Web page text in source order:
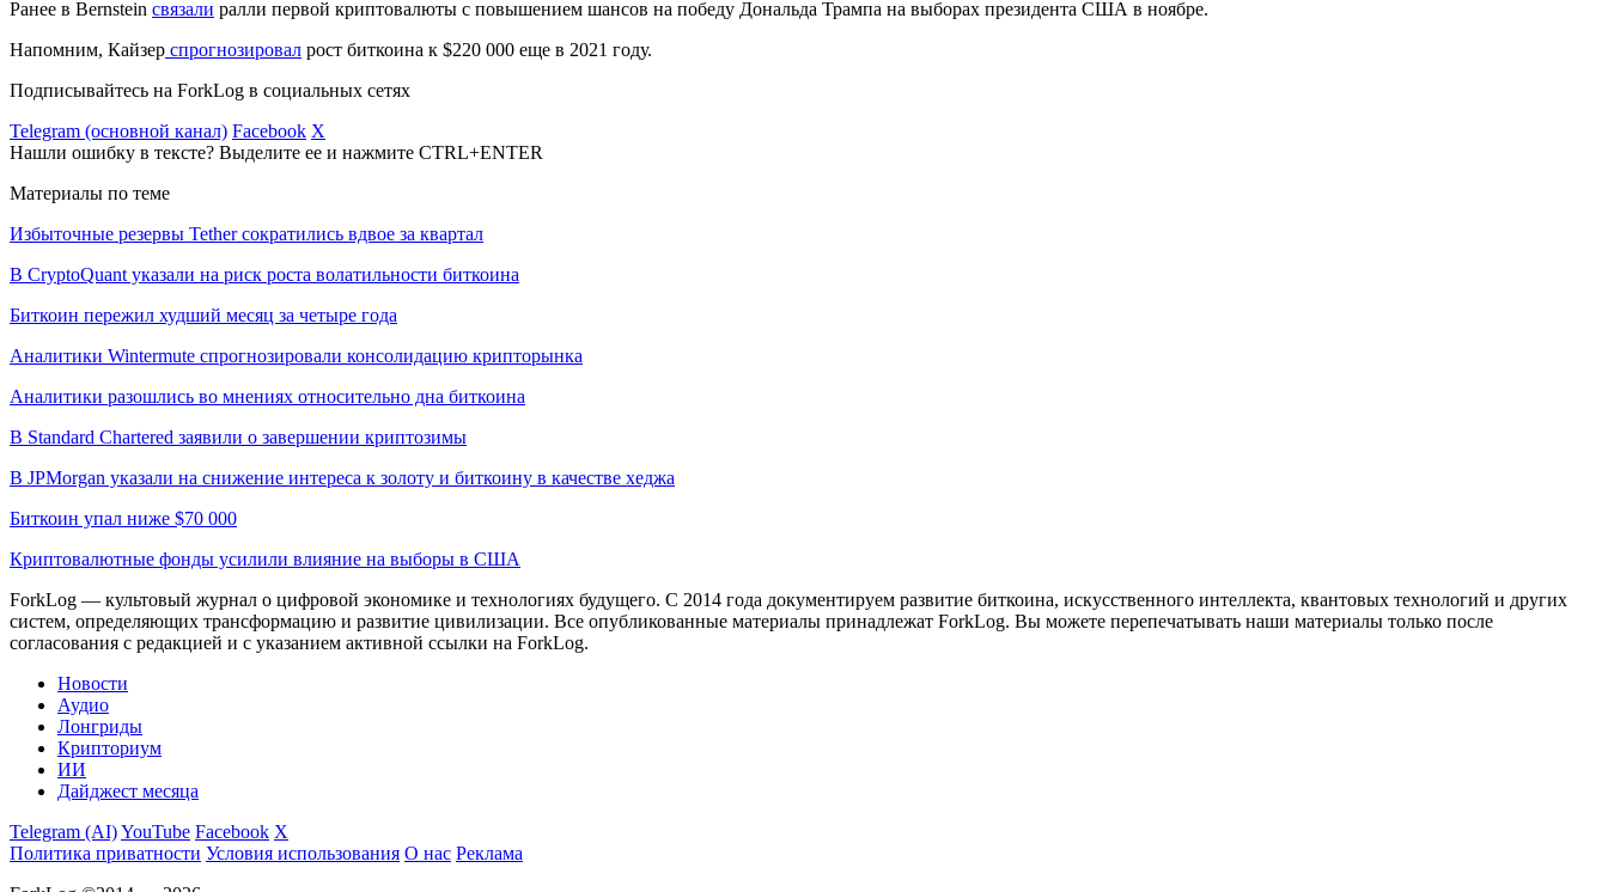
Ранее в Bernstein связали ралли первой криптовалюты с повышением шансов на победу Дональда Трампа на выборах президента США в ноябре.
Напомним, Кайзер спрогнозировал рост биткоина к $220 000 еще в 2021 году.
Подписывайтесь на ForkLog в социальных сетях
Telegram (основной канал) Facebook X
Нашли ошибку в тексте? Выделите ее и нажмите CTRL+ENTER
Материалы по теме
Избыточные резервы Tether сократились вдвое за квартал
В CryptoQuant указали на риск роста волатильности биткоина
Биткоин пережил худший месяц за четыре года
Аналитики Wintermute спрогнозировали консолидацию крипторынка
Аналитики разошлись во мнениях относительно дна биткоина
В Standard Chartered заявили о завершении криптозимы
В JPMorgan указали на снижение интереса к золоту и биткоину в качестве хеджа
Биткоин упал ниже $70 000
Криптовалютные фонды усилили влияние на выборы в США
ForkLog — культовый журнал о цифровой экономике и технологиях будущего. С 2014 года документируем развитие биткоина, искусственного интеллекта, квантовых технологий и других
систем, определяющих трансформацию и развитие цивилизации. Все опубликованные материалы принадлежат ForkLog. Вы можете перепечатывать наши материалы только после
согласования с редакцией и с указанием активной ссылки на ForkLog.
Новости
Аудио
Лонгриды
Крипториум
ИИ
Дайджест месяца
Telegram (AI)YouTube Facebook X
Политика приватности Условия использования О нас Реклама